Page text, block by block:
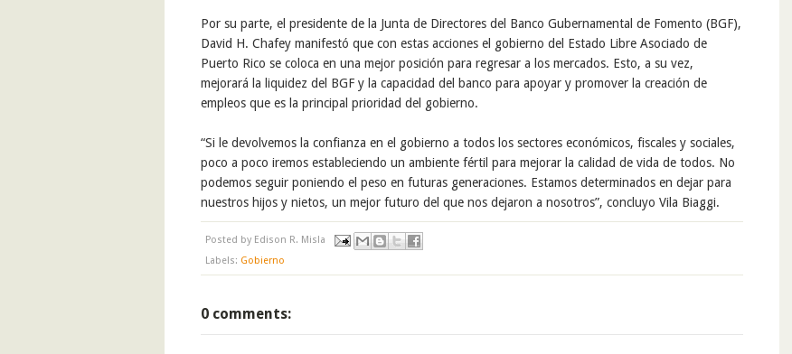
Por su parte, el presidente de la Junta de Directores del Banco Gubernamental de Fomento (BGF),
David H. Chafey manifestó que con estas acciones el gobierno del Estado Libre Asociado de
Puerto Rico se coloca en una mejor posición para regresar a los mercados. Esto, a su vez,
mejorará la liquidez del BGF y la capacidad del banco para apoyar y promover la creación de
empleos que es la principal prioridad del gobierno.
“Si le devolvemos la confianza en el gobierno a todos los sectores económicos, fiscales y sociales,
poco a poco iremos estableciendo un ambiente fértil para mejorar la calidad de vida de todos. No
podemos seguir poniendo el peso en futuras generaciones. Estamos determinados en dejar para
nuestros hijos y nietos, un mejor futuro del que nos dejaron a nosotros”, concluyo Vila Biaggi.
Posted by Edison R. Misla
Labels: Gobierno
0 comments: